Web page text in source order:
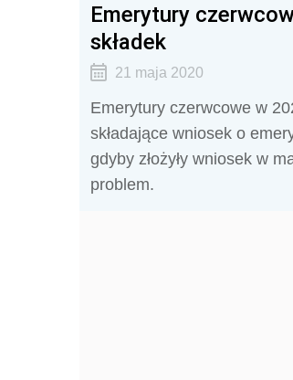
Emerytury
składek
21 maja 2020
Emerytury czerwcowe w
składające wniosek o
gdyby złożyły wniosek w
problem.